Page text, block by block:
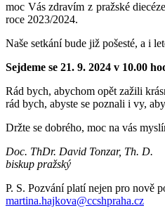
moc Vás zdravím z pražské
roce 2023/2024.
Naše setkání bude již pošesté, a i
Sejdeme se 21. 9. 2024 v 10.00
Rád bych, abychom opět zažili
rád bych, abyste se poznali i vy,
Držte se dobrého, moc na vás
Doc. ThDr. David Tonzar, Th. D.
biskup pražský
P. S. Pozvání platí nejen pro nově
martina.hajkova@ccshpraha.cz